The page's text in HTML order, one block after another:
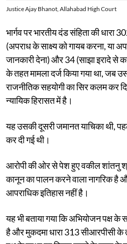
Justice Ajay Bhanot, Allahabad High Court
भार्गव पर भारतीय दंड संहिता की धारा
(अपराध के साक्ष्य को गायब करना, या
जानकारी देना) और 34 (साझा इरादे से कई
के तहत मामला दर्ज किया गया था, जब
राजनीतिक सहयोगी का सिर कलम कर
न्यायिक हिरासत में है।
यह उसकी दूसरी जमानत याचिका थी,
कर दी गई थी।
आरोपी की ओर से पेश हुए वकील शांतनु
कानून का पालन करने वाला नागरिक है
आपराधिक इतिहास नहीं है।
यह भी बताया गया कि अभियोजन पक्ष के
है और मुकदमा धारा 313 सीआरपीसी